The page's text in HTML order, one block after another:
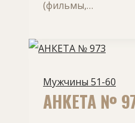
(фильмы,…
Мужчины 51-60
АНКЕТА №